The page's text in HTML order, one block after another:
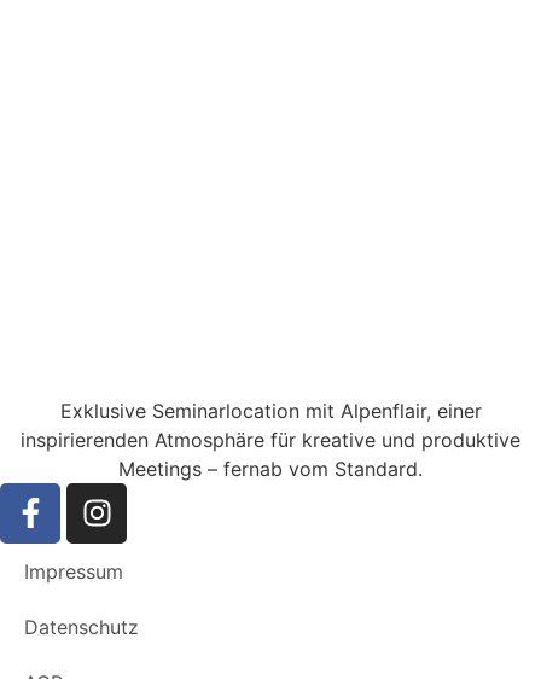
Exklusive Seminarlocation mit Alpenflair, einer
inspirierenden Atmosphäre für kreative und produktive
Meetings – fernab vom Standard.
Impressum
Datenschutz